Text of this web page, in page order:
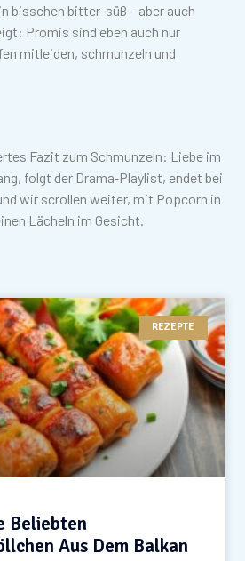
bisschen bitter-süß – aber auch
Promis sind eben auch nur
mitleiden, schmunzeln und
Fazit zum Schmunzeln: Liebe im
folgt der Drama‑Playlist, endet bei
wir scrollen weiter, mit Popcorn in
Lächeln im Gesicht.
REZEPTE
Beliebten
Aus Dem Balkan